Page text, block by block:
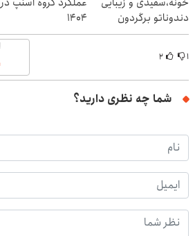
دندوناتو برگردون
(40%off)
۱۴۰۴
۱ ۲
شما چه نظری دارید؟